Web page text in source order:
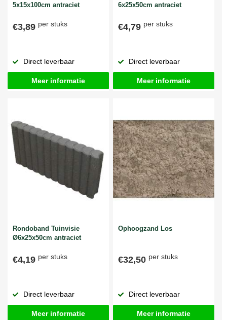
5x15x100cm antraciet
€3,89 per stuks
Direct leverbaar
Meer informatie
6x25x50cm antraciet
€4,79 per stuks
Direct leverbaar
Meer informatie
Rondoband Tuinvisie
Ø6x25x50cm antraciet
€4,19 per stuks
Direct leverbaar
Meer informatie
Ophoogzand Los
€32,50 per stuks
Direct leverbaar
Meer informatie